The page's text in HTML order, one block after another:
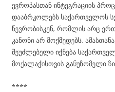
ევროპასთან ინტეგრაციის
დააბრკოლებს საქართველოს
წევრობისკენ, რომლის არც ერთ
კანონი არ მოქმედებს.
შეუძლებელი იქნება
მოქალაქისთვის განუზომელი
****